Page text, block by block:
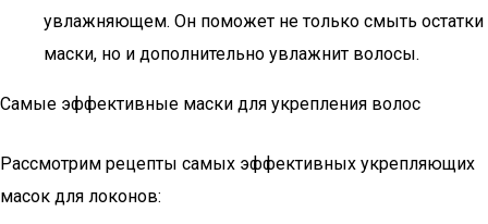
увлажняющем. Он поможет не только смыть остатки
маски, но и дополнительно увлажнит волосы.
Самые эффективные маски для укрепления волос
Рассмотрим рецепты самых эффективных укрепляющих
масок для локонов: